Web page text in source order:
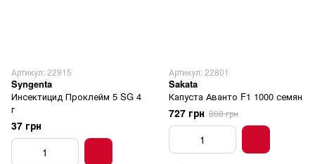
Артикул: 22915
Syngenta
Инсектицид Проклейм 5 SG 4
г
37 грн
Артикул: 22801
Sakata
Капуста Аванто F1 1000 семян
727 грн 808 грн